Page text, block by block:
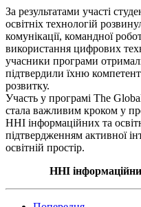
За результатами участі
освітніх технологій
комунікації, командної
використання цифрових
учасники програми
підтвердили їхню
розвитку.
Участь у програмі The
стала важливим кроком у
ННІ інформаційних та
підтвердженням активної
освітній простір.
ННІ